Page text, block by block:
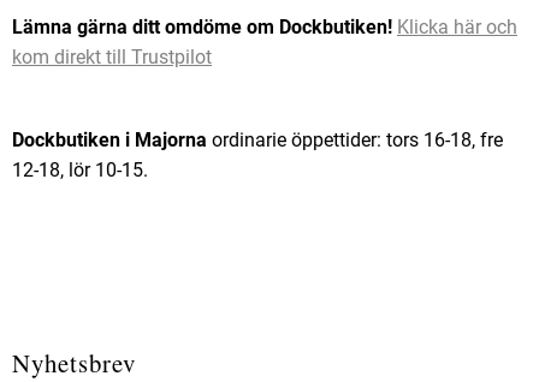
Lämna gärna ditt omdöme om Dockbutiken! Klicka här och
kom direkt till Trustpilot
Dockbutiken i Majorna ordinarie öppettider: tors 16-18, fre
12-18, lör 10-15.
Nyhetsbrev